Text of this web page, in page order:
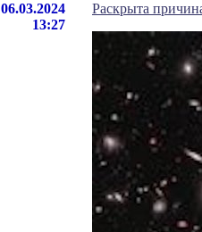
06.03.2024
13:27
Раскрыта